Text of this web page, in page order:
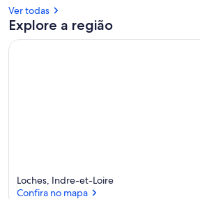
Ver todas
Explore a região
Loches, Indre-et-Loire
Confira no mapa